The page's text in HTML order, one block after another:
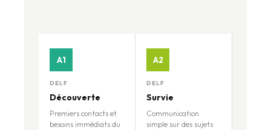
A1
DELF
Découverte
Premiers contacts et
besoins immédiats du
A2
DELF
Survie
Communication
simple sur des sujets